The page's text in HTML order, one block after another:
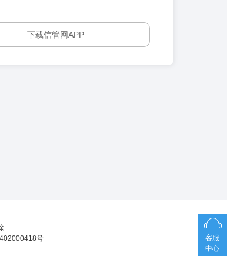
下载信管网APP
号
客服
中心